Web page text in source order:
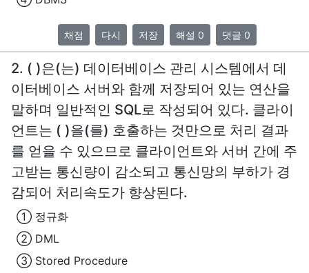
채점 다시 저장 해설 0 댓글 0
2. ( )은(는) 데이터베이스 관리 시스템에서 데
이터베이스 서버와 함께 저장되어 있는 연산을
말하며 일반적인 SQL로 작성되어 있다. 클라이
언트는 ( )을(를) 호출하는 것만으로 처리 결과
를 얻을 수 있으므로 클라이언트와 서버 간에 주
고받는 통신량이 감소되고 통신망의 부하가 경
감되어 처리속도가 향상된다.
① 정규화
② DML
③ Stored Procedure